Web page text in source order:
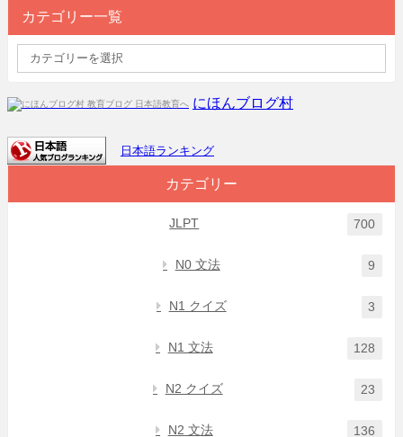
カテゴリー一覧
にほんブログ村
日本語ランキング
カテゴリー
JLPT 700
N0 文法 9
N1 クイズ 3
N1 文法 128
N2 クイズ 23
N2 文法 136